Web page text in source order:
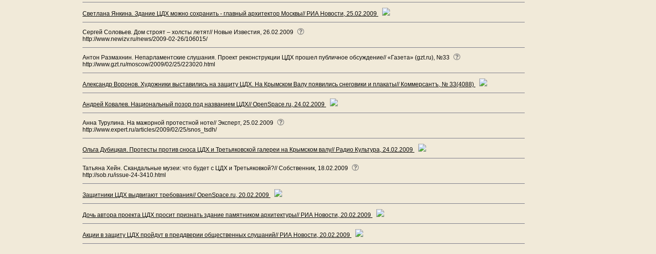
Светлана Янкина. Здание ЦДХ можно сохранить - главный архитектор Москвы// РИА Новости, 25.02.2009
Сергей Соловьев. Дом строят – холсты летят// Новые Известия, 26.02.2009
http://www.newizv.ru/news/2009-02-26/106015/
Антон Размахнин. Непарламентские слушания. Проект реконструкции ЦДХ прошел публичное обсуждение// «Газета» (gzt.ru), №33
http://www.gzt.ru/moscow/2009/02/25/223020.html
Александр Воронов. Художники выставились на защиту ЦДХ. На Крымском Валу появились снеговики и плакаты// Коммерсантъ, № 33(4088)
Андрей Ковалев. Национальный позор под названием ЦДХ// OpenSpace.ru, 24.02.2009
Анна Турулина. На мажорной протестной ноте// Эксперт, 25.02.2009
http://www.expert.ru/articles/2009/02/25/snos_tsdh/
Ольга Дубицкая. Протесты против сноса ЦДХ и Третьяковской галереи на Крымском валу// Радио Культура, 24.02.2009
Татьяна Хейн. Скандальные музеи: что будет с ЦДХ и Третьяковкой?// Собственник, 18.02.2009
http://sob.ru/issue-24-3410.html
Защитники ЦДХ выдвигают требования// OpenSpace.ru, 20.02.2009
Дочь автора проекта ЦДХ просит признать здание памятником архитектуры// РИА Новости, 20.02.2009
Акции в защиту ЦДХ пройдут в преддверии общественных слушаний// РИА Новости, 20.02.2009